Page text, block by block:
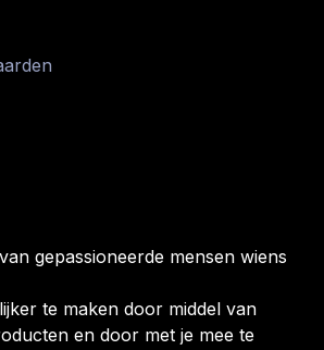
gepassioneerde mensen wiens
te maken door middel van
en door met je mee te